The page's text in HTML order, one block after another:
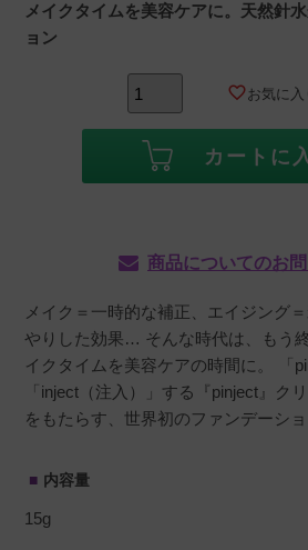
メイクタイムを美容ケアに。天然針
ョン
お気に
カートに
商品についてのお
メイク＝一時的な補正、エイジング
やりした効果… そんな時代は、もう
イクタイムを美容ケアの時間に。 「
「inject（注入）」する『pinject』ク
をもたらす、世界初のファンデーショ
内容量
15g